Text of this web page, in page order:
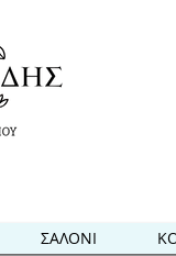
ΣΑΛΟΝΙ